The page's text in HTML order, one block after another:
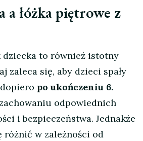
a łóżka piętrowe z
to również istotny
zaleca się, aby dzieci spały
po ukończeniu 6.
odpowiednich
i bezpieczeństwa. Jednakże
różnić w zależności od